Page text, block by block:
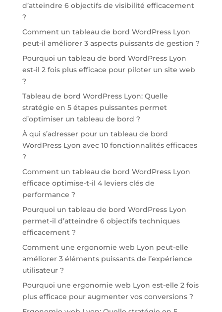
d’atteindre 6 objectifs de visibilité efficacement
?
Comment un tableau de bord WordPress Lyon
peut-il améliorer 3 aspects puissants de gestion ?
Pourquoi un tableau de bord WordPress Lyon
est-il 2 fois plus efficace pour piloter un site web
?
Tableau de bord WordPress Lyon: Quelle
stratégie en 5 étapes puissantes permet
d’optimiser un tableau de bord ?
À qui s’adresser pour un tableau de bord
WordPress Lyon avec 10 fonctionnalités efficaces
?
Comment un tableau de bord WordPress Lyon
efficace optimise-t-il 4 leviers clés de
performance ?
Pourquoi un tableau de bord WordPress Lyon
permet-il d’atteindre 6 objectifs techniques
efficacement ?
Comment une ergonomie web Lyon peut-elle
améliorer 3 éléments puissants de l’expérience
utilisateur ?
Pourquoi une ergonomie web Lyon est-elle 2 fois
plus efficace pour augmenter vos conversions ?